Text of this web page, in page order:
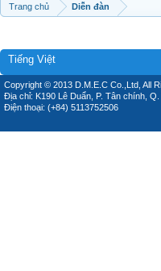
Trang chủ Diễn đàn
Tiếng Việt
Copyright © 2013 D.M.E.C Co.,Ltd, All
Địa chỉ: K190 Lê Duẩn, P. Tân chính,
Điện thoại: (+84) 5113752506